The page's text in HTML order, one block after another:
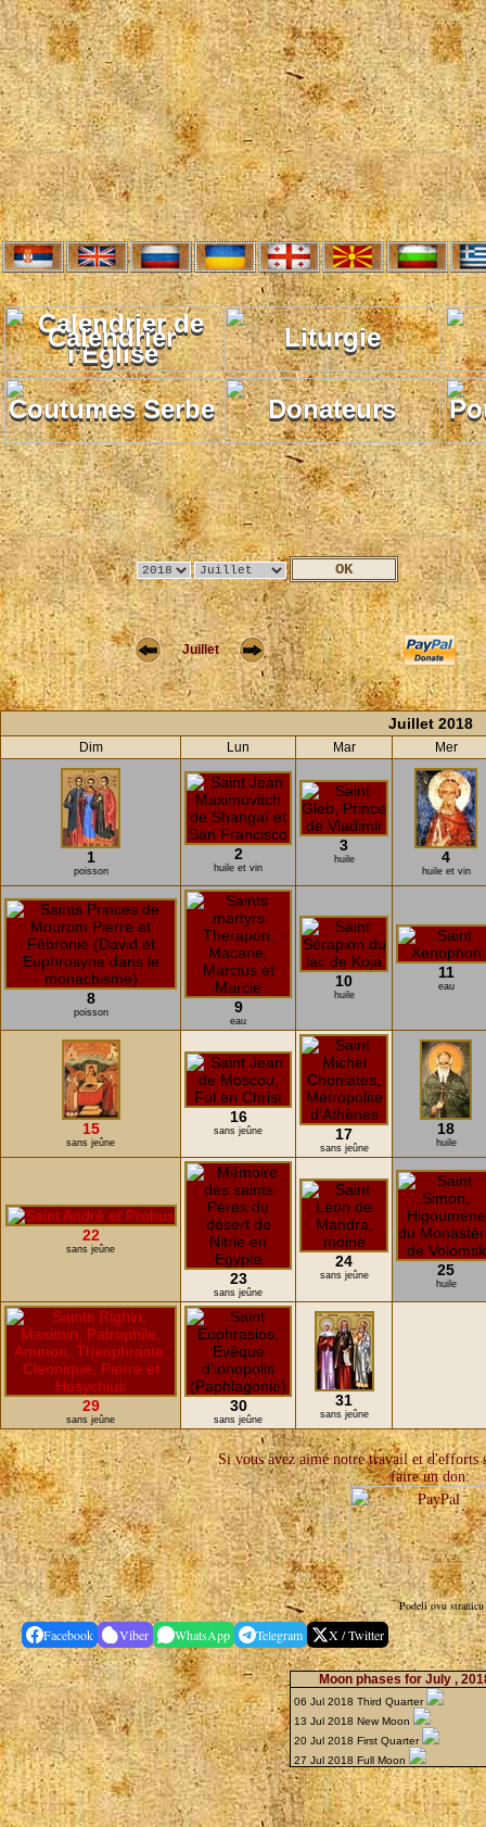
Calendrier Liturgie
Coutumes Serbe Donateurs
Juillet
Juillet 2018
Dim Lun Mar Mer
1
poisson
2
huile et vin
3
huile 4
huile et vin
8
poisson 9
eau
10
huile
11
eau
15
sans jeûne
16
sans jeûne 17
sans jeûne
18
huile
22
sans jeûne
23
sans jeûne
24
sans jeûne 25
huile
29
sans jeûne
30
sans jeûne
31
sans jeûne
Si vous avez aimé notre travail et d'efforts
faire un don:
Podeli ovu stranicu
Facebook Viber WhatsApp Telegram X / Twitter
Moon phases for July ,
06 Jul 2018 Third Quarter
13 Jul 2018 New Moon
20 Jul 2018 First Quarter
27 Jul 2018 Full Moon